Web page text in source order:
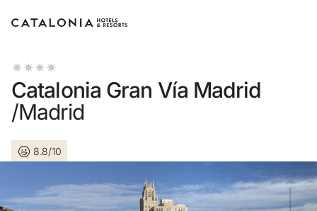
Log in op je account
Log in
Wachtwoord vergeten?
Catalonia Gran Vía Madrid
/Madrid
8.8/10